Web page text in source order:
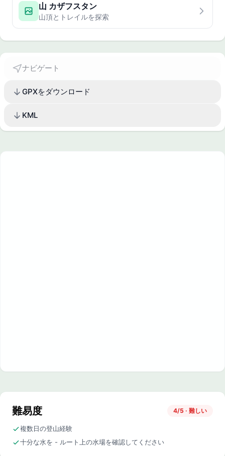
山 カザフスタン
山頂とトレイルを探索
ナビゲート
GPXをダウンロード
KML
難易度 4/5 · 難しい
複数日の登山経験
十分な水を - ルート上の水場を確認してください